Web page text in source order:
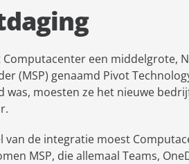
Computacenter een middelgrote,
(MSP) genaamd Pivot
was, moesten ze het nieuwe
van de integratie moest
MSP, die allemaal Teams,